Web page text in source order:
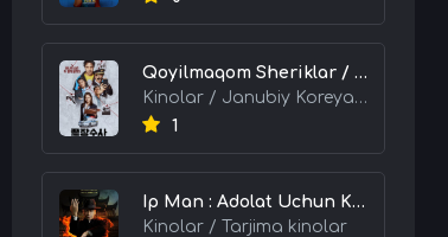
Qoyilmaqom Sheriklar / Ideal Hamkorlar / Eng Kuchli Duet 2026 HD Uzbek tilida Tarjima kino skachat tas-ix
Kinolar / Janubiy Koreya kinolari / Tarjima kinolar
1
Ip Man : Adolat Uchun Kurash / Ip Man: Klanlar Jangi / Buyuk Ustoz Ip Man 2 2026 HD Uzbek tilida Tarjima kino skachat tas-ix
Kinolar / Tarjima kinolar